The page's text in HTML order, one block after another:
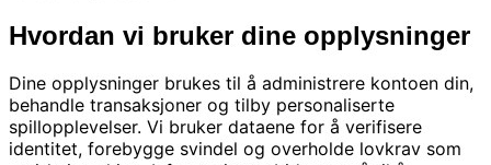
Hvordan vi bruker dine opplysninger
Dine opplysninger brukes til å administrere kontoen din,
behandle transaksjoner og tilby personaliserte
spillopplevelser. Vi bruker dataene for å verifisere
identitet, forebygge svindel og overholde lovkrav som